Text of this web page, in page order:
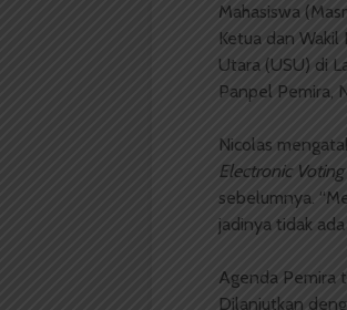
Mahasiswa
Ketua dan
Utara (USU) di
Panpel Pemira,
Nicolas
Electronic
sebelumnya.
jadinya tidak ada
Agenda Pemira
Dilanjutkan